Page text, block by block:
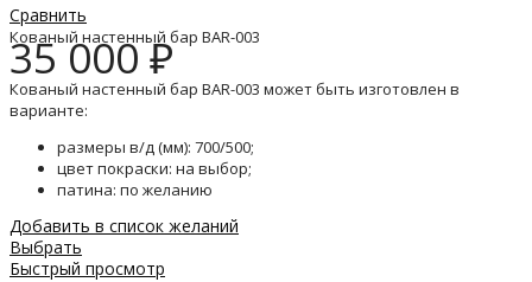
Сравнить
Кованый настенный бар BAR-003
35 000₽
Кованый настенный бар BAR-003 может быть изготовлен в
варианте:
размеры в/д (мм): 700/500;
цвет покраски: на выбор;
патина: по желанию
Добавить в список желаний
Выбрать
Быстрый просмотр